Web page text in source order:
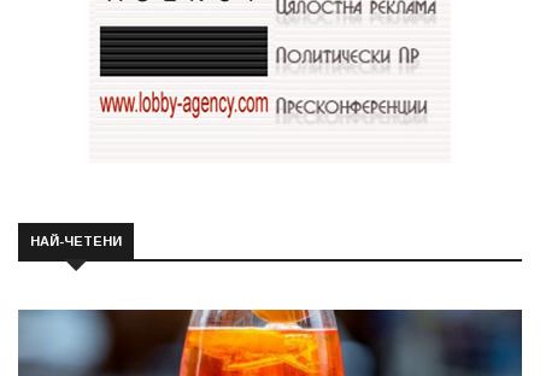
НАЙ-ЧЕТЕНИ